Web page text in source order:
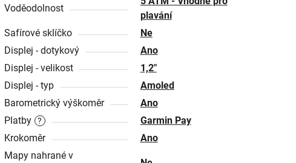
Voděodolnost
plavání
Safírové sklíčko
Ne
Displej - dotykový
Ano
Displej - velikost
1,2"
Displej - typ
Amoled
Barometrický výškoměr
Ano
?
Platby
Garmin Pay
Krokoměr
Ano
Mapy nahrané v